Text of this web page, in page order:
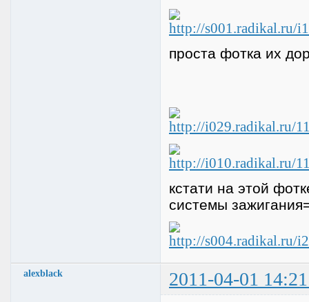
проста фотка их
кстати на этой
системы
alexblack 2011-04-01